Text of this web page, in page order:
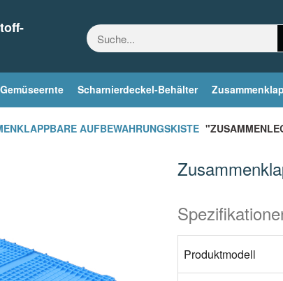
Scharnierdeckel-Behälter
AUFBEWAHRUNGSKISTE
Produktmodell